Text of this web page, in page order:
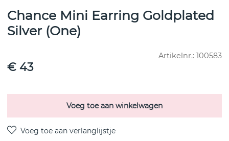
Chance Mini Earring Goldplated
Silver (One)
Artikelnr.: 100583
€ 43
Voeg toe aan winkelwagen